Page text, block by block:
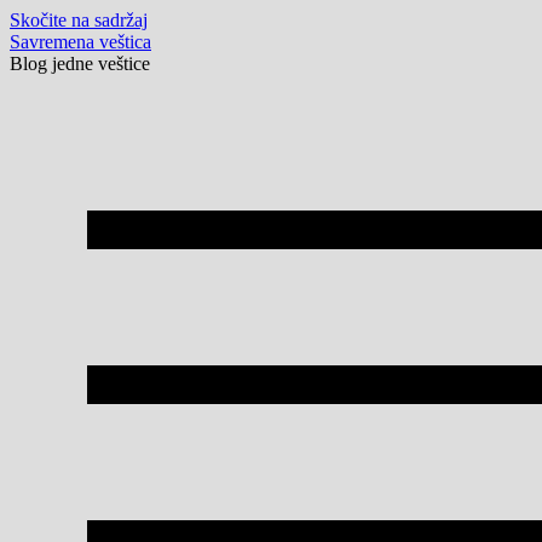
Skočite na sadržaj
Savremena veštica
Blog jedne veštice